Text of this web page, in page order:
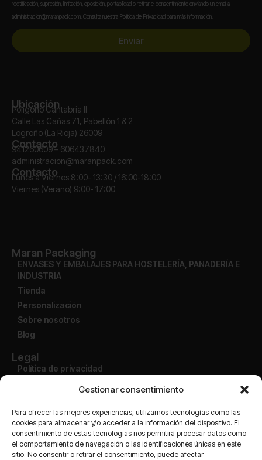
Gestionar consentimiento
Para ofrecer las mejores experiencias, utilizamos tecnologías como las
cookies para almacenar y/o acceder a la información del dispositivo. El
consentimiento de estas tecnologías nos permitirá procesar datos como
el comportamiento de navegación o las identificaciones únicas en este
sitio. No consentir o retirar el consentimiento, puede afectar
rectificación, supresión, limitación, oposición, portabilidad o retirar el consentimiento enviando un email a
administracion@maranpack.com. Consulta nuestra Política de Privacidad para más información.
Enviar
Ubicación
Polígono Cantabria II
Calle Las Cañas 71, Pabellón 1 & 2
Logroño (La Rioja) 26009
Contacto
941260609 – 606437840
administracion@maranpack.com
Contacto
Lunes a Viernes 8:00- 13:30 / 16:00-18:00
Viernes (Verano) 9:00- 17:00
Maran Packaging
ENVASES Y EMBALAJES PARA HOSTELERÍA, PANADERÍA E
INDUSTRIA
Tienda
Personalización
Sobre nosotros
Blog
Legal
Política de privacidad
Política de devolución
Cuenta
Mi cuenta